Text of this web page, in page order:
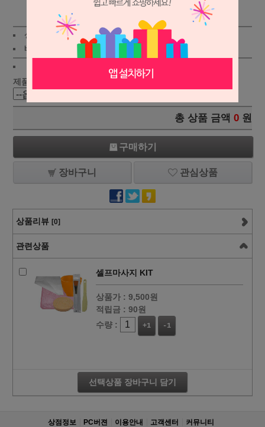
상세보기
상품가 : 24,000원 적립금:180원
배송비 : (조건)
제품선택 :
총 상품 금액 0 원
구매하기
장바구니 관심상품
상품리뷰 [0]
관련상품
셀프마사지 KIT
상품가 : 9,500원
적립금 : 90원
수량 :
+1 -1
선택상품 장바구니 담기
상점정보 PC버젼 이용안내 고객센터 커뮤니티